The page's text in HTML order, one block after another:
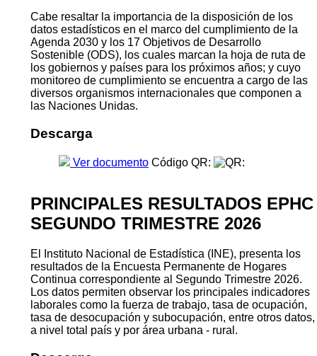
Cabe resaltar la importancia de la disposición de los
datos estadísticos en el marco del cumplimiento de la
Agenda 2030 y los 17 Objetivos de Desarrollo
Sostenible (ODS), los cuales marcan la hoja de ruta de
los gobiernos y países para los próximos años; y cuyo
monitoreo de cumplimiento se encuentra a cargo de las
diversos organismos internacionales que componen a
las Naciones Unidas.
Descarga
Ver documento Código QR:
PRINCIPALES RESULTADOS EPHC
SEGUNDO TRIMESTRE 2026
El Instituto Nacional de Estadística (INE), presenta los
resultados de la Encuesta Permanente de Hogares
Continua correspondiente al Segundo Trimestre 2026.
Los datos permiten observar los principales indicadores
laborales como la fuerza de trabajo, tasa de ocupación,
tasa de desocupación y subocupación, entre otros datos,
a nivel total país y por área urbana - rural.